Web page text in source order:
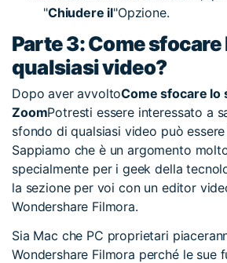
"Chiudere il"Opzione.
Parte 3: Come
qualsiasi video?
Dopo aver avvoltoCome sfocare lo
ZoomPotresti essere interessato a
sfondo di qualsiasi video può
Sappiamo che è un argomento
specialmente per i geek della
la sezione per voi con un editor
Wondershare Filmora.
Sia Mac che PC proprietari
Wondershare Filmora perché le sue